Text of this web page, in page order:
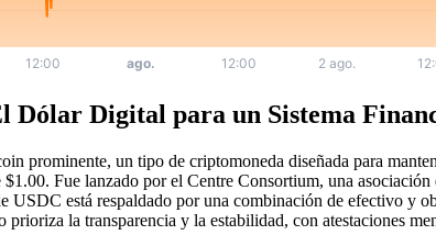
Dólar Digital para un Sistema
prominente, un tipo de criptomoneda diseñada para
$1.00. Fue lanzado por el Centre Consortium, una
USDC está respaldado por una combinación de efectivo y
la transparencia y la estabilidad, con atestaciones